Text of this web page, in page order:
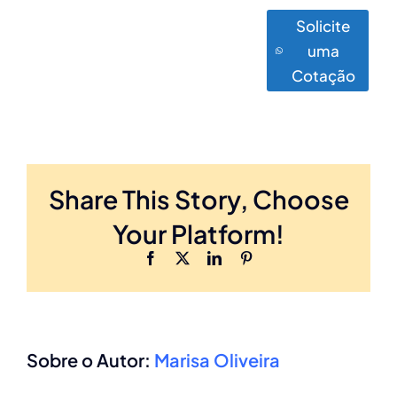
Solicite
uma
Cotação
Share This Story, Choose
Your Platform!
Facebook LinkedIn
Sobre o Autor: Marisa Oliveira